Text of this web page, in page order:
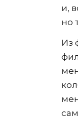
и,
но
Из